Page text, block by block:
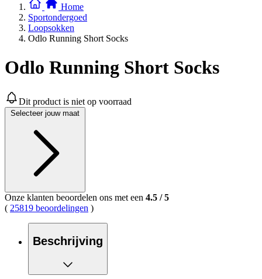
Home
Sportondergoed
Loopsokken
Odlo Running Short Socks
Odlo Running Short Socks
Dit product is niet op voorraad
Selecteer jouw maat
Onze klanten beoordelen ons met een 4.5 /5
( 25819 beoordelingen )
Beschrijving